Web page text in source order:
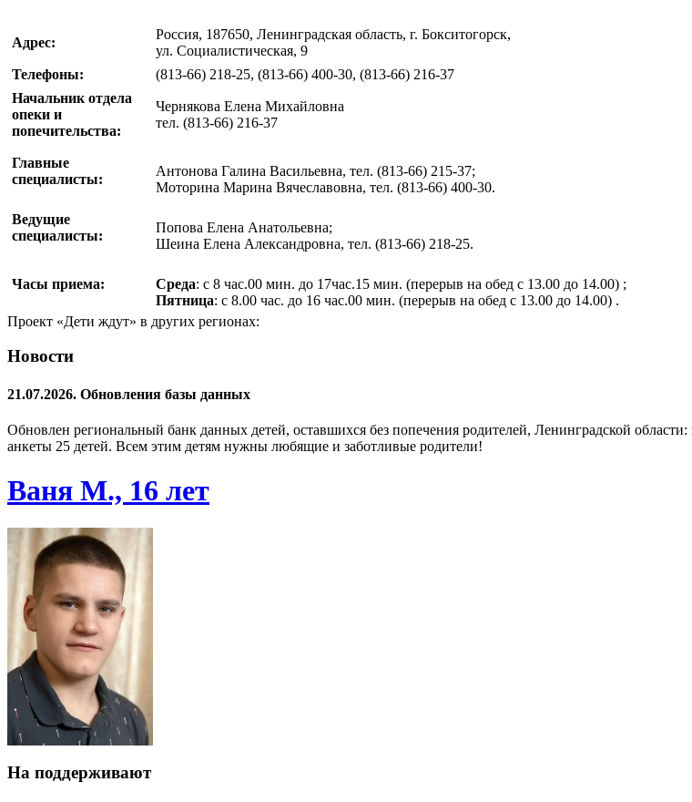
Адрес:
Россия, 187650, Ленинградская область, г. Бокситогорск,
ул. Социалистическая, 9
Телефоны:
(813-66) 218-25, (813-66) 400-30, (813-66) 216-37
Начальник отдела
опеки и
попечительства:
Чернякова Елена Михайловна
тел. (813-66) 216-37
Главные
специалисты:
Антонова Галина Васильевна, тел. (813-66) 215-37;
Моторина Марина Вячеславовна, тел. (813-66) 400-30.
Ведущие
специалисты:
Попова Елена Анатольевна;
Шеина Елена Александровна, тел. (813-66) 218-25.
Часы приема: Среда: с 8 час.00 мин. до 17час.15 мин. (перерыв на обед с 13.00 до 14.00) ;
Пятница: с 8.00 час. до 16 час.00 мин. (перерыв на обед с 13.00 до 14.00) .
Проект «Дети ждут» в других регионах:
Новости
21.07.2026. Обновления базы данных
Обновлен региональный банк данных детей, оставшихся без попечения родителей, Ленинградской
анкеты 25 детей. Всем этим детям нужны любящие и заботливые родители!
Ваня М., 16 лет
На поддерживают